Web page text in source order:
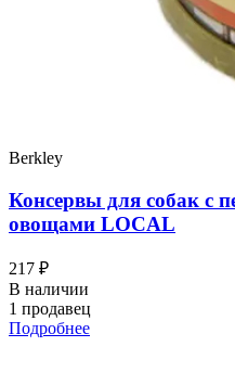
Berkley
Консервы для собак с
овощами LOCAL
217 ₽
В наличии
1 продавец
Подробнее